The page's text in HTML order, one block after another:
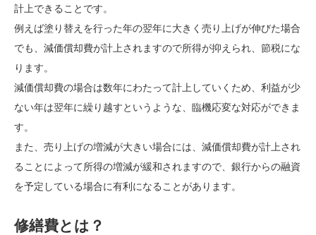
計上できることです。
例えば塗り替えを行った年の翌年に大きく売り上げが伸びた場合
でも、減価償却費が計上されますので所得が抑えられ、節税にな
ります。
減価償却費の場合は数年にわたって計上していくため、利益が少
ない年は翌年に繰り越すというような、臨機応変な対応ができま
す。
また、売り上げの増減が大きい場合には、減価償却費が計上され
ることによって所得の増減が緩和されますので、銀行からの融資
を予定している場合に有利になることがあります。
修繕費とは？